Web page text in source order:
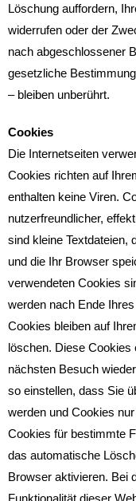
Löschung auffordern,
widerrufen oder der
nach abgeschlossener
gesetzliche
– bleiben unberührt.
Cookies
Die Internetseiten
Cookies richten auf
enthalten keine Viren.
nutzerfreundlicher,
sind kleine Textdateien,
und die Ihr Browser
verwendeten Cookies
werden nach Ende
Cookies bleiben auf
löschen. Diese Cookies
nächsten Besuch
so einstellen, dass Sie
werden und Cookies
Cookies für bestimmte
das automatische
Browser aktivieren. Bei
Funktionalität dieser